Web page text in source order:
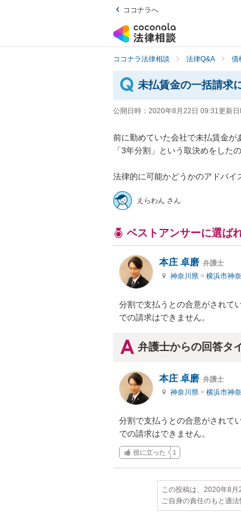
ココナラへ
ココナラ法律相談 法律Q&A 債
未払賃金の一括請求
公開日時： 2020年8月22日 09:31更新日
前に勤めていた会社で未払賃金が
「3年分割」という取決めをした
法律的に可能かどうかのアドバイ
えらわん さん
ベストアンサーに選ば
本庄 卓磨 弁護士
神奈川県 > 横浜市神
分割で支払うとの合意がされて
での請求はできません。
弁護士からの回答タ
本庄 卓磨 弁護士
神奈川県 > 横浜市神
分割で支払うとの合意がされて
での請求はできません。
役に立った 1
この投稿は、2020年8月
ご自身の責任のもと適